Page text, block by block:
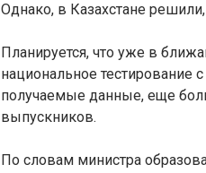
Однако, в Казахстане
Планируется, что уже в
национальное
получаемые данные, еще
выпускников.
По словам министра